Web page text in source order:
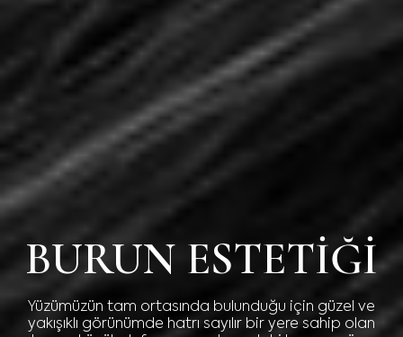
BURUN ESTETIĞI
Yüzümüzün tam ortasında bulunduğu için güzel ve
yakışıklı görünümde hatrı sayılır bir yere sahip olan